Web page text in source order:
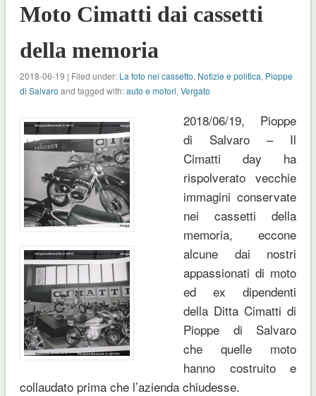
Moto Cimatti dai cassetti
della memoria
2018-06-19 | Filed under: La foto nel cassetto, Notizie e politica, Pioppe
di Salvaro and tagged with:auto e motori, Vergato
2018/06/19, Pioppe
di Salvaro – Il
Cimatti day ha
rispolverato vecchie
immagini conservate
nei cassetti della
memoria, eccone
alcune dai nostri
appassionati di moto
ed ex dipendenti
della Ditta Cimatti di
Pioppe di Salvaro
che quelle moto
hanno costruito e
collaudato prima che l’azienda chiudesse.